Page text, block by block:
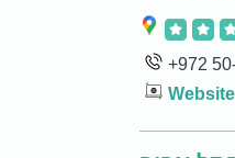
+972
Website